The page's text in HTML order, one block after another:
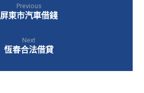
Previous
屏東市汽車借錢
Next
恆春合法借貸